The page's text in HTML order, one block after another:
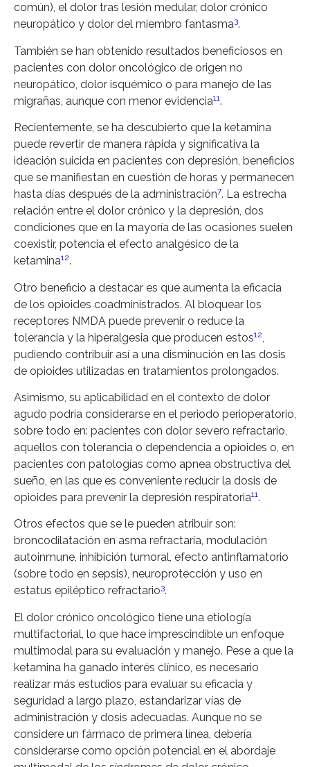
común), el dolor tras lesión medular, dolor crónico
neuropático y dolor del miembro fantasma3.
También se han obtenido resultados beneficiosos en
pacientes con dolor oncológico de origen no
neuropático, dolor isquémico o para manejo de las
migrañas, aunque con menor evidencia11.
Recientemente, se ha descubierto que la ketamina
puede revertir de manera rápida y significativa la
ideación suicida en pacientes con depresión, beneficios
que se manifiestan en cuestión de horas y permanecen
hasta días después de la administración7. La estrecha
relación entre el dolor crónico y la depresión, dos
condiciones que en la mayoría de las ocasiones suelen
coexistir, potencia el efecto analgésico de la
ketamina12.
Otro beneficio a destacar es que aumenta la eficacia
de los opioides coadministrados. Al bloquear los
receptores NMDA puede prevenir o reduce la
tolerancia y la hiperalgesia que producen estos12
pudiendo contribuir así a una disminución en las dosis
de opioides utilizadas en tratamientos prolongados.
Asimismo, su aplicabilidad en el contexto de dolor
agudo podría considerarse en el periodo perioperatorio,
sobre todo en: pacientes con dolor severo refractario,
aquellos con tolerancia o dependencia a opioides o, en
pacientes con patologías como apnea obstructiva del
sueño, en las que es conveniente reducir la dosis de
opioides para prevenir la depresión respiratoria11.
Otros efectos que se le pueden atribuir son:
broncodilatación en asma refractaria, modulación
autoinmune, inhibición tumoral, efecto antinflamatorio
(sobre todo en sepsis), neuroprotección y uso en
estatus epiléptico refractario3.
El dolor crónico oncológico tiene una etiología
multifactorial, lo que hace imprescindible un enfoque
multimodal para su evaluación y manejo. Pese a que la
ketamina ha ganado interés clínico, es necesario
realizar más estudios para evaluar su eficacia y
seguridad a largo plazo, estandarizar vías de
administración y dosis adecuadas. Aunque no se
considere un fármaco de primera línea, debería
considerarse como opción potencial en el abordaje